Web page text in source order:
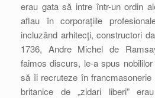
erau gata să intre într-un ordin
aflau în corporaţiile
incluzând arhitecţi, constructori
1736, Andre Michel de
faimos discurs, le-a spus
să îi recruteze în
britanice de „zidari liberi”